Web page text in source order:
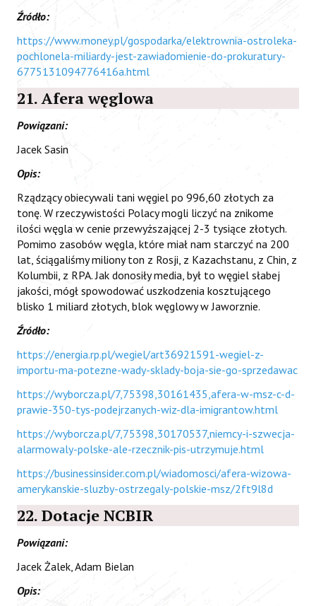
Źródło:
https://www.money.pl/gospodarka/elektrownia-ostroleka-
pochlonela-miliardy-jest-zawiadomienie-do-prokuratury-
6775131094776416a.html
21. Afera węglowa
Powiązani:
Jacek Sasin
Opis:
Rządzący obiecywali tani węgiel po 996,60 złotych za
tonę. W rzeczywistości Polacy mogli liczyć na znikome
ilości węgla w cenie przewyższającej 2-3 tysiące złotych.
Pomimo zasobów węgla, które miał nam starczyć na 200
lat, ściągaliśmy miliony ton z Rosji, z Kazachstanu, z Chin, z
Kolumbii, z RPA. Jak donosiły media, był to węgiel słabej
jakości, mógł spowodować uszkodzenia kosztującego
blisko 1 miliard złotych, blok węglowy w Jaworznie.
Źródło:
https://energia.rp.pl/wegiel/art36921591-wegiel-z-
importu-ma-potezne-wady-sklady-boja-sie-go-sprzedawac
https://wyborcza.pl/7,75398,30161435,afera-w-msz-c-d-
prawie-350-tys-podejrzanych-wiz-dla-imigrantow.html
https://wyborcza.pl/7,75398,30170537,niemcy-i-szwecja-
alarmowaly-polske-ale-rzecznik-pis-utrzymuje.html
https://businessinsider.com.pl/wiadomosci/afera-wizowa-
amerykanskie-sluzby-ostrzegaly-polskie-msz/2ft9l8d
22. Dotacje NCBIR
Powiązani:
Jacek Żalek, Adam Bielan
Opis: